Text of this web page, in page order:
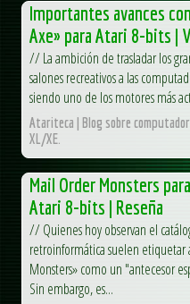
Importantes avances
Axe» para Atari 8-bits |
// La ambición de trasladar los
salones recreativos a las
siendo uno de los motores más
Atariteca | Blog sobre
XL/XE.
Mail Order Monsters
Atari 8-bits | Reseña
// Quienes hoy observan el
retroinformática suelen etiquetar
Monsters» como un "antecesor
Sin embargo, es...